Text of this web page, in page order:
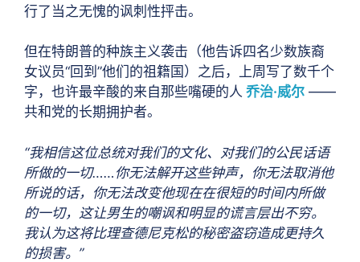
行了当之无愧的讽刺性抨击。
但在特朗普的种族主义袭击（他告诉四名少数族裔
女议员“回到”他们的祖籍国）之后，上周写了数千个
字，也许最辛酸的来自那些嘴硬的人 乔治·威尔 ——
共和党的长期拥护者。
“我相信这位总统对我们的文化、对我们的公民话语
所做的一切……你无法解开这些钟声，你无法取消他
所说的话，你无法改变他现在在很短的时间内所做
的一切，这让男生的嘲讽和明显的谎言层出不穷。
我认为这将比理查德尼克松的秘密盗窃造成更持久
的损害。”